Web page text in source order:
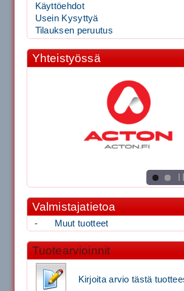
Käyttöehdot
Usein Kysyttyä
Tilauksen peruutus
Yhteistyössä
Valmistajatietoa
- Muut tuotteet
Tuotearvioinnit
Kirjoita arvio tästä